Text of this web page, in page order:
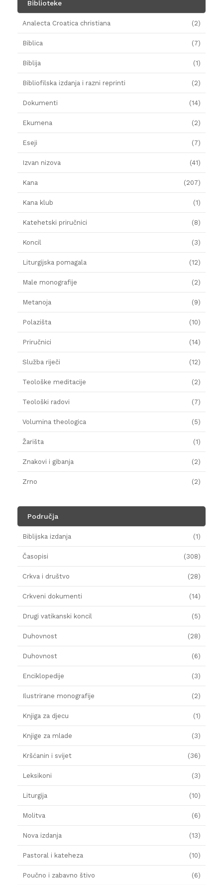
Biblioteke
Analecta Croatica christiana (2)
Biblica (7)
Biblija (1)
Bibliofilska izdanja i razni reprinti (2)
Dokumenti (14)
Ekumena (2)
Eseji (7)
Izvan nizova (41)
Kana (207)
Kana klub (1)
Katehetski priručnici (8)
Koncil (3)
Liturgijska pomagala (12)
Male monografije (2)
Metanoja (9)
Polazišta (10)
Priručnici (14)
Služba riječi (12)
Teološke meditacije (2)
Teološki radovi (7)
Volumina theologica (5)
Žarišta (1)
Znakovi i gibanja (2)
Zrno (2)
Područja
Biblijska izdanja (1)
Časopisi (308)
Crkva i društvo (28)
Crkveni dokumenti (14)
Drugi vatikanski koncil (5)
Duhovnost (28)
Duhovnost (6)
Enciklopedije (3)
Ilustrirane monografije (2)
Knjiga za djecu (1)
Knjige za mlade (3)
Kršćanin i svijet (36)
Leksikoni (3)
Liturgija (10)
Molitva (6)
Nova izdanja (13)
Pastoral i kateheza (10)
Poučno i zabavno štivo (6)